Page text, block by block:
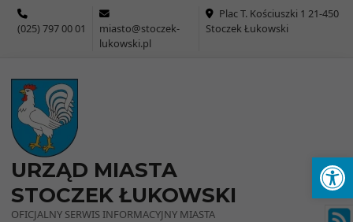
(025) 797 00 01
miasto@stoczek-
lukowski.pl
Plac T. Kościuszki 1 21-450
Stoczek Łukowski
URZĄD MIASTA
STOCZEK ŁUKOWSKI
OFICJALNY SERWIS INFORMACYJNY MIASTA